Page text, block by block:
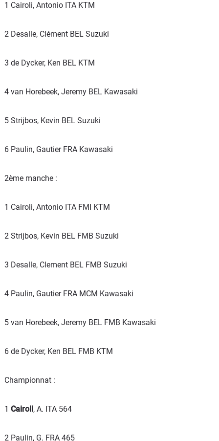
1 Cairoli, Antonio ITA KTM
2 Desalle, Clément BEL Suzuki
3 de Dycker, Ken BEL KTM
4 van Horebeek, Jeremy BEL Kawasaki
5 Strijbos, Kevin BEL Suzuki
6 Paulin, Gautier FRA Kawasaki
2ème manche :
1 Cairoli, Antonio ITA FMI KTM
2 Strijbos, Kevin BEL FMB Suzuki
3 Desalle, Clement BEL FMB Suzuki
4 Paulin, Gautier FRA MCM Kawasaki
5 van Horebeek, Jeremy BEL FMB Kawasaki
6 de Dycker, Ken BEL FMB KTM
Championnat :
1 Cairoli, A. ITA 564
2 Paulin, G. FRA 465